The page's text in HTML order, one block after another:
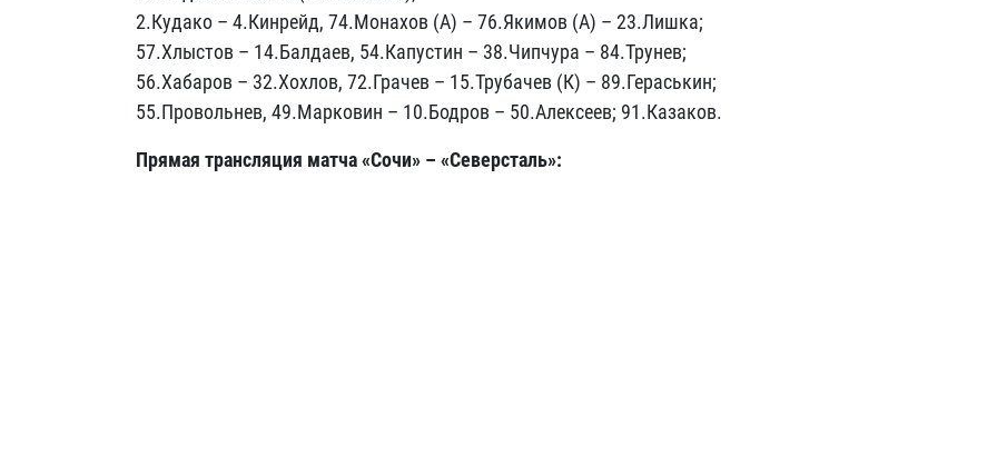
2.Кудако – 4.Кинрейд, 74.Монахов (А) – 76.Якимов (А) – 23.Лишка;
57.Хлыстов – 14.Балдаев, 54.Капустин – 38.Чипчура – 84.Трунев;
56.Хабаров – 32.Хохлов, 72.Грачев – 15.Трубачев (К) – 89.Гераськин;
55.Провольнев, 49.Марковин – 10.Бодров – 50.Алексеев; 91.Казаков.
Прямая трансляция матча «Сочи» – «Северсталь»: